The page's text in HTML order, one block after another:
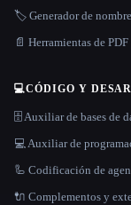
🏷️ Generador de
📄 Herramientas de
💻CÓDIGO Y
🗄️ Auxiliar de bases de
💻 Auxiliar de
🦾 Codificación de
🔌 Complementos y